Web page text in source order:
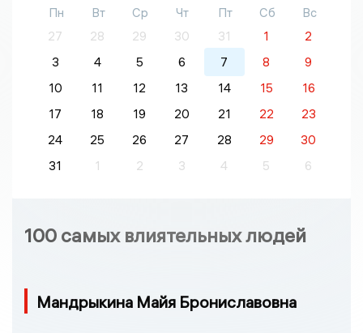
Пн Вт Ср Чт Пт Сб
Вс
27
28 29 30 31 1
2
3
4 5 6 7 8
9
10
11 12 13 14 15
16
17
18 19 20 21 22
23
24
25 26 27 28 29
30
31
1 2 3 4 5 6
100 самых влиятельных людей
Мандрыкина Майя Брониславовна